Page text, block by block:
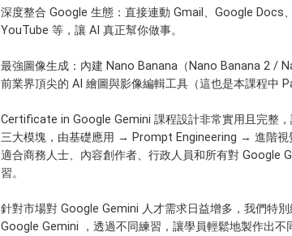
深度整合 Google 生態：直接連動 Gmail、Google Docs
YouTube 等，讓 AI 真正幫你做事。
最強圖像生成：內建 Nano Banana（Nano Banana 2 /
前業界頂尖的 AI 繪圖與影像編輯工具（這也是本課程中
Certificate in Google Gemini 課程設計非常實用且完整
三大模塊，由基礎應用 → Prompt Engineering → 進階視
適合商務人士、內容創作者、行政人員和所有對 Google
習。
針對市場對 Google Gemini 人才需求日益增多，我們特
Google Gemini ，透過不同練習，讓學員輕鬆地製作出不